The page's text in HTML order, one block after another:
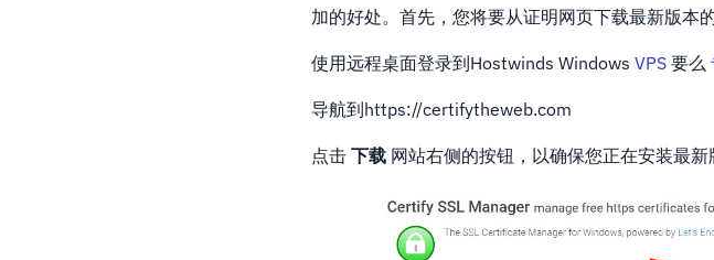
加的好处。首先，您将要从证明网页下载最新版本
使用远程桌面登录到Hostwinds WindowsVPS 要么
导航到https://certifytheweb.com
点击下载 网站右侧的按钮，以确保您正在安装最新